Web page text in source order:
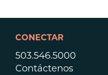
CONECTAR
503.546.5000
Contáctenos